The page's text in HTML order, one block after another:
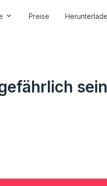
Preise